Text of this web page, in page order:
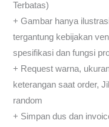
Terbatas)
+ Gambar hanya
tergantung kebijakan
spesifikasi dan fungsi
+ Request warna,
keterangan saat order,
random
+ Simpan dus dan